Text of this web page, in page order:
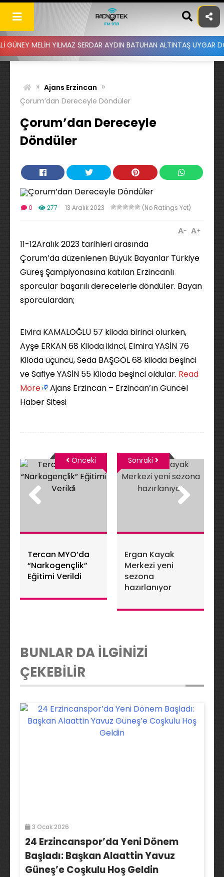
Skip
content
YILMAZ SERDAR AYDIN BATUHAN ALTINTAŞ UYGAR DOĞANAY -
» Ajans Erzincan »
Çorum’dan Dereceyle Döndüler
Çorum’dan Dereceyle
Döndüler
0 277 13 Aralık 2023 (No Ratings Yet)
+
-
11-12Aralık 2023 tarihleri arasında
Çorum’da düzenlenen Büyük Bayanlar Türkiye
Güreş Şampiyonasına katılan Erzincanlı
sporcular başarılı derecelerle döndüler. Bayan
sporculardan;
Elvira KAMALOĞLU 57 kiloda birinci olurken,
Ayşe ERKAN 68 Kiloda ikinci, Elmira YASİN 76
Kiloda üçüncü, Seda BAŞGÖL 68 kiloda beşinci
ve Safiye YASİN 55 Kiloda beşinci oldular. ​ Read
More
Ajans Erzincan – Erzincan’ın Güncel
Haber Sitesi
Tercan MYO’da
“Narkogençlik”
Eğitimi Verildi
Önceki
Ergan Kayak
Merkezi yeni
sezona
hazırlanıyor
Sonraki
BUNLAR DA İLGİNİZİ
ÇEKEBİLİR
3 Ocak 2026
24 Erzincanspor’da Yeni Dönem
Başladı: Başkan Alaattin Yavuz
Güneş’e Coşkulu Hoş Geldin